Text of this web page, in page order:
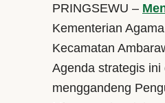
PRINGSEWU –
Kementerian
Kecamatan
Agenda strategis
menggandeng